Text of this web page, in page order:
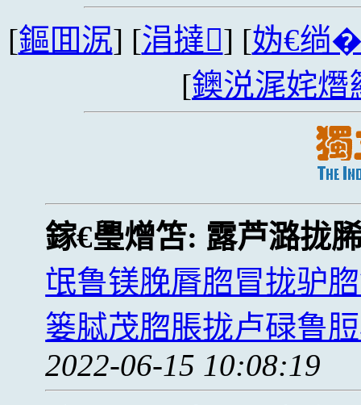
[鏂囬泦] [涓撻] [妫€绱
[鐭涚浘姹熸
鎵€璺熷笘: 露芦潞拢
氓鲁镁脕脣脗冒拢驴
篓脦茂脗脹拢卢碌鲁
2022-06-15 10:08:19